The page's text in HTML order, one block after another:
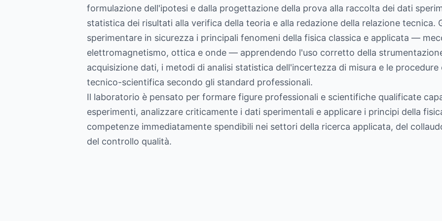
formulazione dell'ipotesi e dalla progettazione della prova alla raccolta dei dati
statistica dei risultati alla verifica della teoria e alla redazione della relazione tecnica.
sperimentare in sicurezza i principali fenomeni della fisica classica e applicata —
elettromagnetismo, ottica e onde — apprendendo l'uso corretto della
acquisizione dati, i metodi di analisi statistica dell'incertezza di misura e le
tecnico-scientifica secondo gli standard professionali.
Il laboratorio è pensato per formare figure professionali e scientifiche qualificate
esperimenti, analizzare criticamente i dati sperimentali e applicare i principi della
competenze immediatamente spendibili nei settori della ricerca applicata, del
del controllo qualità.